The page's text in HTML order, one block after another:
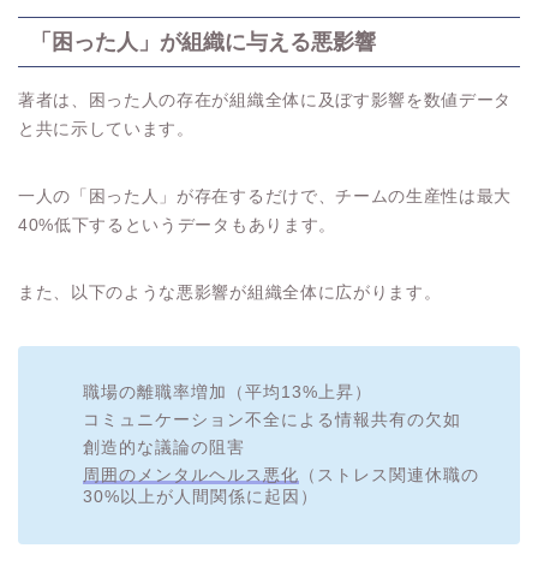
「困った人」が組織に与える悪影響
著者は、困った人の存在が組織全体に及ぼす影響を数値データ
と共に示しています。
一人の「困った人」が存在するだけで、チームの生産性は最大
40%低下するというデータもあります。
また、以下のような悪影響が組織全体に広がります。
職場の離職率増加（平均13%上昇）
コミュニケーション不全による情報共有の欠如
創造的な議論の阻害
周囲のメンタルヘルス悪化 （ストレス関連休職の
30%以上が人間関係に起因）